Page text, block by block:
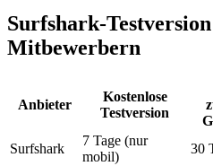
Surfshark-
Mitbewerbern
Anbieter
Kostenlose
Testversion
Surfshark
7 Tage (nur
mobil)
30